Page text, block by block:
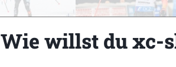
Wie willst du xc-